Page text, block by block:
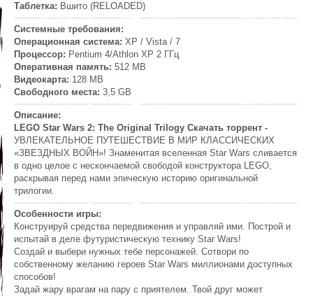
Таблетка: Вшито (RELOADED)
Системные требования:
Операционная система: XP / Vista / 7
Процессор: Pentium 4/Athlon XP 2 ГГц
Оперативная память: 512 MB
Видеокарта: 128 MB
Свободного места: 3,5 GB
Описание:
LEGO Star Wars 2: The Original Trilogy Скачать торрент -
УВЛЕКАТЕЛЬНОЕ ПУТЕШЕСТВИЕ В МИР КЛАССИЧЕСКИХ
«ЗВЕЗДНЫХ ВОЙН»! Знаменитая вселенная Star Wars сливается
в одно целое с нескончаемой свободой конструктора LEGO,
раскрывая перед нами эпическую историю оригинальной
трилогии.
Особенности игры:
Конструируй средства передвижения и управляй ими. Построй и
испытай в деле футуристическую технику Star Wars!
Создай и выбери нужных тебе персонажей. Сотвори по
собственному желанию героев Star Wars миллионами доступных
способов!
Задай жару врагам на пару с приятелем. Твой друг может